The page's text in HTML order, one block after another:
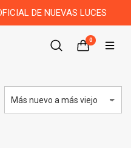
DE NUEVAS LUCES
0